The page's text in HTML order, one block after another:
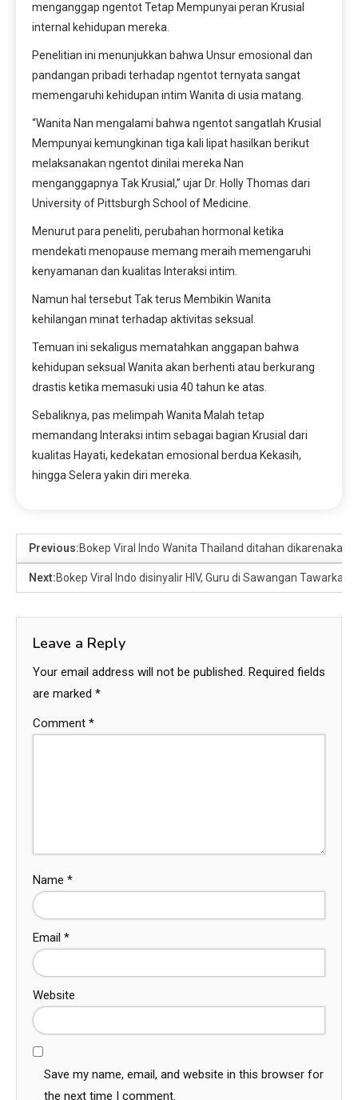
menganggap ngentot Tetap Mempunyai peran Krusial
internal kehidupan mereka.
Penelitian ini menunjukkan bahwa Unsur emosional dan
pandangan pribadi terhadap ngentot ternyata sangat
memengaruhi kehidupan intim Wanita di usia matang.
“Wanita Nan mengalami bahwa ngentot sangatlah Krusial
Mempunyai kemungkinan tiga kali lipat hasilkan berikut
melaksanakan ngentot dinilai mereka Nan
menganggapnya Tak Krusial,” ujar Dr. Holly Thomas dari
University of Pittsburgh School of Medicine.
Menurut para peneliti, perubahan hormonal ketika
mendekati menopause memang meraih memengaruhi
kenyamanan dan kualitas Interaksi intim.
Namun hal tersebut Tak terus Membikin Wanita
kehilangan minat terhadap aktivitas seksual.
Temuan ini sekaligus mematahkan anggapan bahwa
kehidupan seksual Wanita akan berhenti atau berkurang
drastis ketika memasuki usia 40 tahun ke atas.
Sebaliknya, pas melimpah Wanita Malah tetap
memandang Interaksi intim sebagai bagian Krusial dari
kualitas Hayati, kedekatan emosional berdua Kekasih,
hingga Selera yakin diri mereka.
Previous:Bokep Viral Indo Wanita Thailand ditahan
Next:Bokep Viral Indo disinyalir HIV, Guru di Sawangan
Leave a Reply
Your email address will not be published. Required fields
are marked *
Comment *
Name *
Email *
Website
Save my name, email, and website in this browser for
the next time I comment.